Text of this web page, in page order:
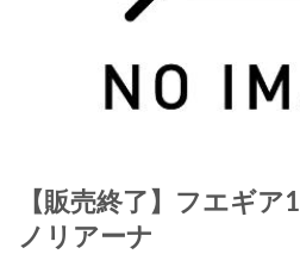
【販売終了】フエギ
ノリアーナ